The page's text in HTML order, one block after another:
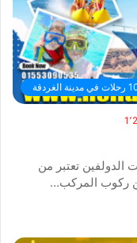
الدولفين تعتبر من
ركوب المركب…